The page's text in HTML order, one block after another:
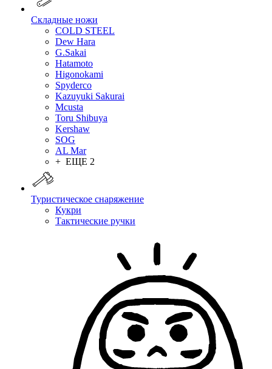
Складные ножи
COLD STEEL
Dew Hara
G.Sakai
Hatamoto
Higonokami
Spyderco
Kazuyuki Sakurai
Mcusta
Toru Shibuya
Kershaw
SOG
AL Mar
+ ЕЩЕ 2
Туристическое снаряжение
Кукри
Тактические ручки